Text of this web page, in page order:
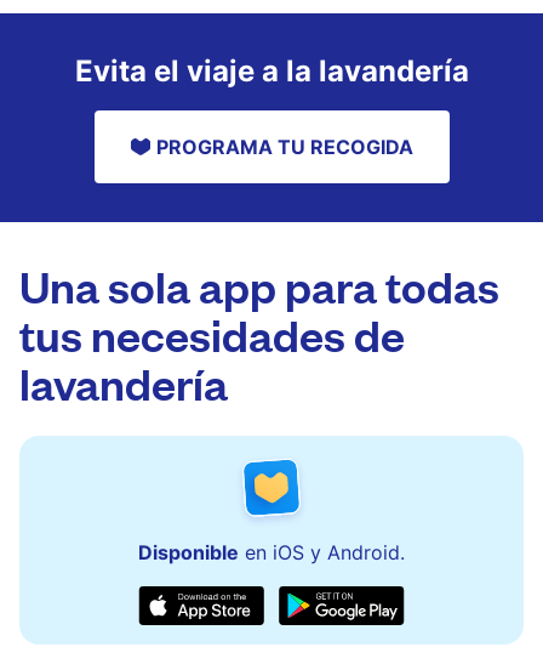
Evita el viaje a la lavandería
PROGRAMA TU RECOGIDA
Una sola app para todas
tus necesidades de
lavandería
Disponible en iOS y Android.